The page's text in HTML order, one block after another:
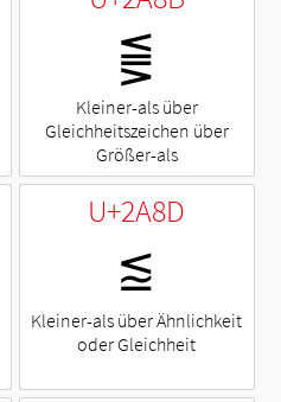
⪋
Kleiner-als über
Gleichheitszeichen über
Größer-als
U+2A8D
⪍
Kleiner-als über Ähnlichkeit
oder Gleichheit